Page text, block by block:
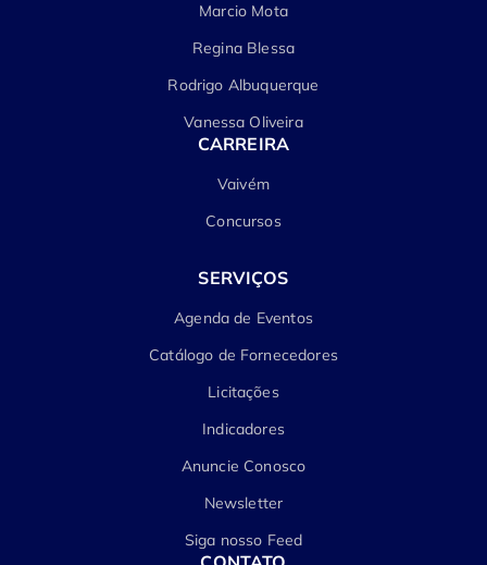
Marcio Mota
Regina Blessa
Rodrigo Albuquerque
Vanessa Oliveira
CARREIRA
Vaivém
Concursos
SERVIÇOS
Agenda de Eventos
Catálogo de Fornecedores
Licitações
Indicadores
Anuncie Conosco
Newsletter
Siga nosso Feed